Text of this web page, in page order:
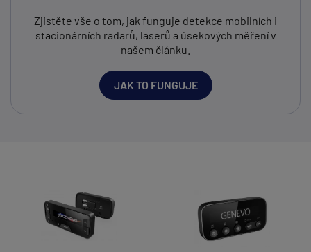
Zjistěte vše o tom, jak funguje detekce mobilních i
stacionárních radarů, laserů a úsekových měření v
našem článku.
JAK TO FUNGUJE